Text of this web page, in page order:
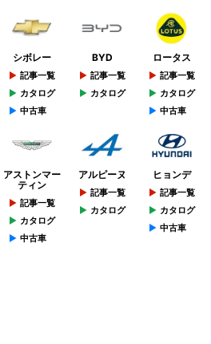
シボレー
記事一覧
カタログ
中古車
BYD
記事一覧
カタログ
ロータス
記事一覧
カタログ
中古車
アストンマー
ティン
記事一覧
カタログ
中古車
アルピーヌ
記事一覧
カタログ
ヒョンデ
記事一覧
カタログ
中古車